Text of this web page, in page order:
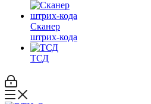
Сканер
штрих-кода
ТСД